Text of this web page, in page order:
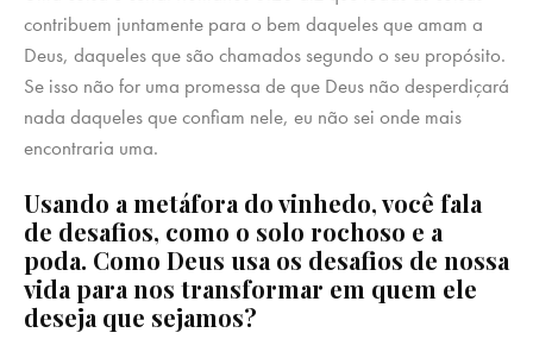
contribuem juntamente para o bem daqueles que amam a
Deus, daqueles que são chamados segundo o seu propósito.
Se isso não for uma promessa de que Deus não desperdiçará
nada daqueles que confiam nele, eu não sei onde mais
encontraria uma.
Usando a metáfora do vinhedo, você fala
de desafios, como o solo rochoso e a
poda. Como Deus usa os desafios de nossa
vida para nos transformar em quem ele
deseja que sejamos?